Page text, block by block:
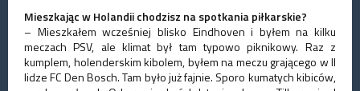
Mieszkając w Holandii chodzisz na spotkania piłkarskie?
– Mieszkałem wcześniej blisko Eindhoven i byłem na kilku
meczach PSV, ale klimat był tam typowo piknikowy. Raz z
kumplem, holenderskim kibolem, byłem na meczu grającego w II
lidze FC Den Bosch. Tam było już fajnie. Sporo kumatych kibiców,